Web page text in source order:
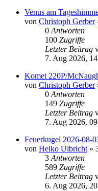
Venus am
von Christoph Gerber
0 Antworten
100 Zugriffe
Letzter Beitrag
7. Aug 2026,
Komet 220P/
von Christoph Gerber
0 Antworten
149 Zugriffe
Letzter Beitrag
7. Aug 2026,
Feuerkugel 2026-08-
von Heiko Ulbricht »
3 Antworten
589 Zugriffe
Letzter Beitrag
6. Aug 2026,